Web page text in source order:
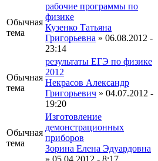
Обычная
тема
рабочие программы по
физике
Кузенко Татьяна
Григорьевна » 06.08.2012 -
23:14
Обычная
тема
результаты ЕГЭ по физике
2012
Некрасов Александр
Григорьевич » 04.07.2012 -
19:20
Обычная
тема
Изготовление
демонстрационных
приборов
Зорина Елена Эдуардовна
» 05.04.2012 - 8:17